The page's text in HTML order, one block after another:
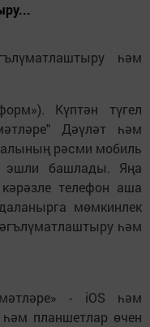
һәм
Күптән түгел
Дәүләт һәм
рәсми мобиль
эшли башлады. Яңа
телефон аша
мөмкинлек
һәм
- iOS һәм
планшетлар өчен